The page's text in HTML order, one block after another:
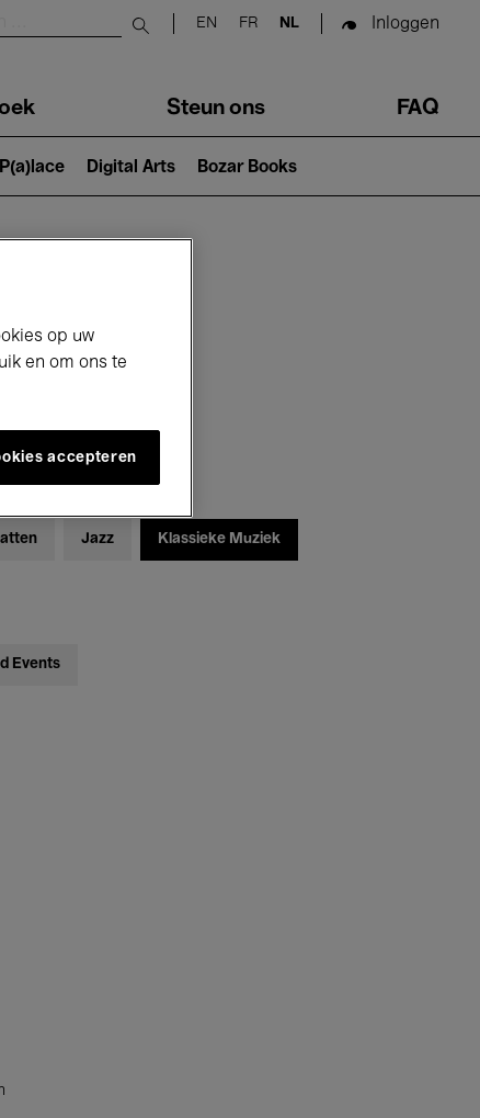
Submit search
EN FR NL Inloggen
Steun ons FAQ
Digital Arts Bozar Books
Jazz Klassieke Muziek
Events
op uw
en om ons te
accepteren